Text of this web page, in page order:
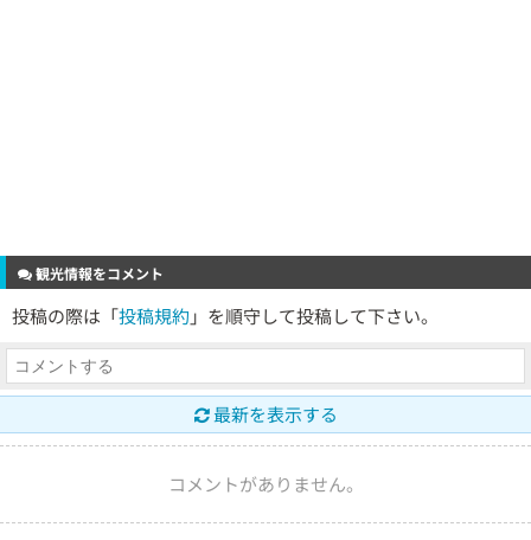
観光情報をコメント
投稿の際は「投稿規約 」を順守して投稿して下さい。
最新を表示する
コメントがありません。